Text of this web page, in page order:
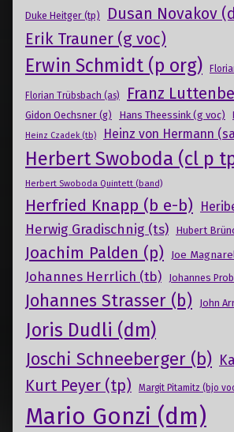
Duke Heitger (tp) Dusan Novakov
Erik Trauner (g voc)
Erwin Schmidt (p org)
Florian Trübsbach (as) Franz
Gidon Oechsner (g) Hans Theessink (g voc)
Heinz Czadek (tb) Heinz von Hermann
Herbert Swoboda (cl p
Herbert Swoboda Quintett (band)
Herfried Knapp (b e-b)
Herwig Gradischnig (ts) Hubert
Joachim Palden (p) Joe
Johannes Herrlich (tb) Johannes
Johannes Strasser (b) John
Joris Dudli (dm)
Joschi Schneeberger (b)
Kurt Peyer (tp) Margit Pitamitz (bjo
Mario Gonzi (dm)